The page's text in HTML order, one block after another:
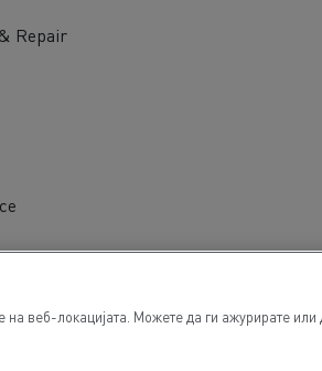
Repair
локацијата. Можете да ги ажурирате